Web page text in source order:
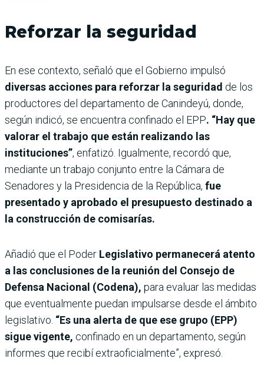
Reforzar la seguridad
En ese contexto, señaló que el Gobierno impulsó
diversas acciones para reforzar la seguridad de los
productores del departamento de Canindeyú, donde,
según indicó, se encuentra confinado el EPP. “Hay que
valorar el trabajo que están realizando las
instituciones”, enfatizó. Igualmente, recordó que,
mediante un trabajo conjunto entre la Cámara de
Senadores y la Presidencia de la República, fue
presentado y aprobado el presupuesto destinado a
la construcción de comisarías.
Añadió que el Poder Legislativo permanecerá atento
a las conclusiones de la reunión del Consejo de
Defensa Nacional (Codena), para evaluar las medidas
que eventualmente puedan impulsarse desde el ámbito
legislativo. “Es una alerta de que ese grupo (EPP)
sigue vigente, confinado en un departamento, según
informes que recibí extraoficialmente”, expresó.